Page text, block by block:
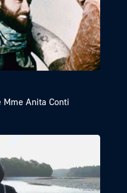
Mme Anita Conti